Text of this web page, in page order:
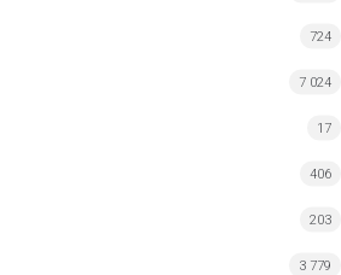
724
7 024
17
406
203
3 779